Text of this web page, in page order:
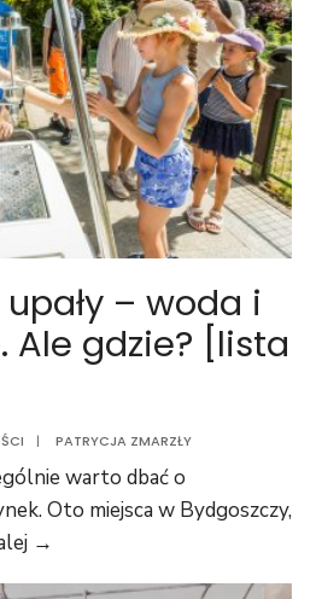
– woda i
Ale gdzie? [lista
| PATRYCJA ZMARZŁY
warto dbać o
Oto miejsca w Bydgoszczy,
→